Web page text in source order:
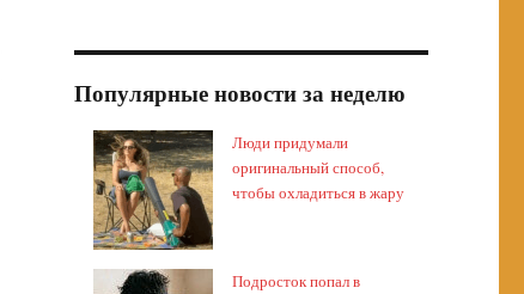
Популярные новости за неделю
Люди придумали
оригинальный способ,
чтобы охладиться в жару
Подросток попал в